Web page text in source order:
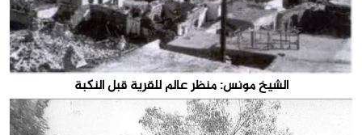
الشيخ مونس: منظر عالم للقرية قبل النكبة